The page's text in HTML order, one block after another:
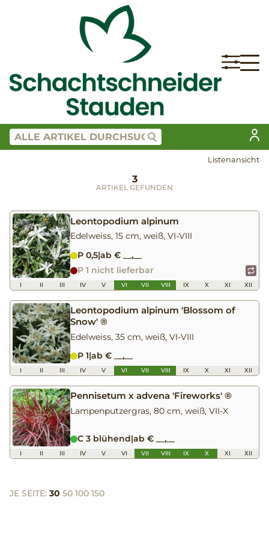
Listenansicht
3
ARTIKEL GEFUNDEN
Leontopodium alpinum
Edelweiss, 15 cm, weiß, VI-VIII
P 0,5|ab € __,__
P 1 nicht lieferbar
I II III IV V VI VII VIII IX X XI XII
Leontopodium alpinum 'Blossom of
Snow' ®
Edelweiss, 35 cm, weiß, VI-VIII
P 1|ab € __,__
I II III IV V VI VII VIII IX X XI XII
Pennisetum x advena 'Fireworks' ®
Lampenputzergras, 80 cm, weiß, VII-X
C 3 blühend|ab € __,__
I II III IV V VI VII VIII IX X XI XII
JE SEITE: 30 50 100 150